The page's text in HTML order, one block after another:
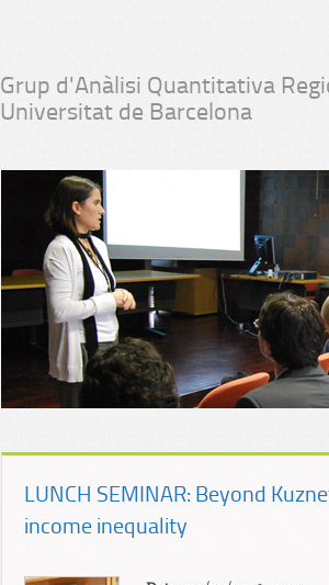
Grup d'Anàlisi Quantitativa
Universitat de Barcelona
LUNCH SEMINAR: Beyond
income inequality